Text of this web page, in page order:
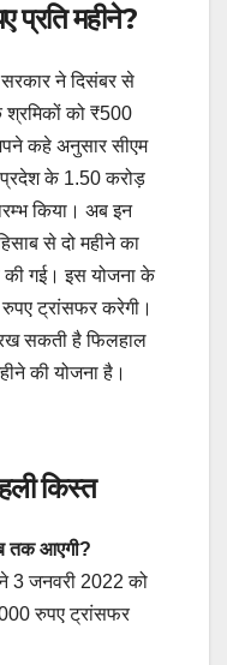
महीने?
सरकार ने दिसंबर से
श्रमिकों को ₹500
कहे अनुसार सीएम
प्रदेश के 1.50 करोड़
किया। अब इन
से दो महीने का
की गई। इस योजना के
ट्रांसफर करेगी।
सकती है फिलहाल
की योजना है।
किस्त
तक आएगी?
3 जनवरी 2022 को
रुपए ट्रांसफर